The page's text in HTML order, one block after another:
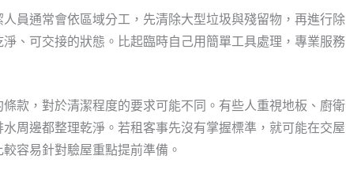
員通常會依區域分工，先清除大型垃圾與殘留物，再進行除
、可交接的狀態。比起臨時自己用簡單工具處理，專業服務
款，對於清潔程度的要求可能不同。有些人重視地板、廚衛
周邊都整理乾淨。若租客事先沒有掌握標準，就可能在交屋
容易針對驗屋重點提前準備。